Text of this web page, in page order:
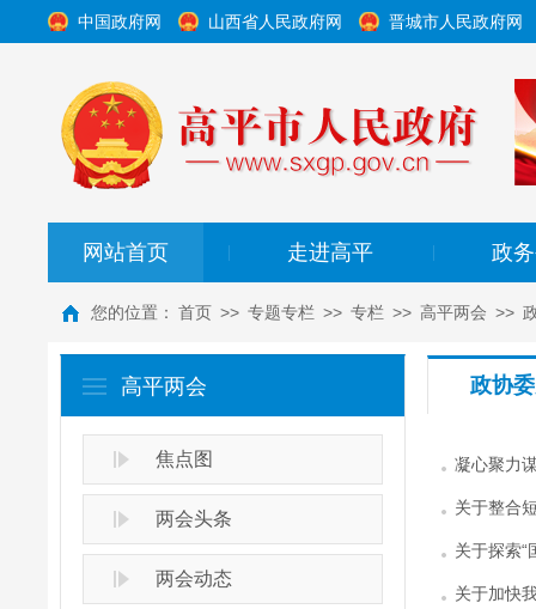
中国政府网 山西省人民政府网 晋城市人民政府网
网站首页 走进高平 政
您的位置： 首页 >> 专题专栏 >> 专栏 >> 高平两会 >>
高平两会
焦点图
两会头条
两会动态
政协
凝心聚力
关于整合
关于探索“
关于加快